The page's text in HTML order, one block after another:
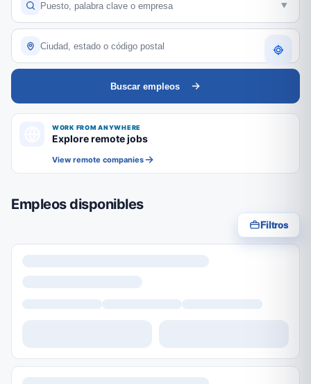
Buscar empleos
WORK FROM ANYWHERE
Explore remote jobs
View remote companies
Empleos disponibles
Filtros